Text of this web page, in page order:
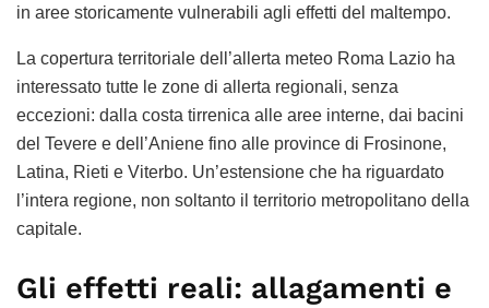
in aree storicamente vulnerabili agli effetti del maltempo.
La copertura territoriale dell’allerta meteo Roma Lazio ha
interessato tutte le zone di allerta regionali, senza
eccezioni: dalla costa tirrenica alle aree interne, dai bacini
del Tevere e dell’Aniene fino alle province di Frosinone,
Latina, Rieti e Viterbo. Un’estensione che ha riguardato
l’intera regione, non soltanto il territorio metropolitano della
capitale.
Gli effetti reali: allagamenti e